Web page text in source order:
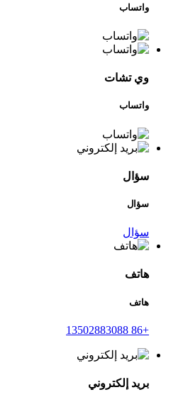
واتساب
وي تشات
واتساب
سؤال
سؤال
سؤال
هاتف
هاتف
+86 13502883088
بريد إلكتروني